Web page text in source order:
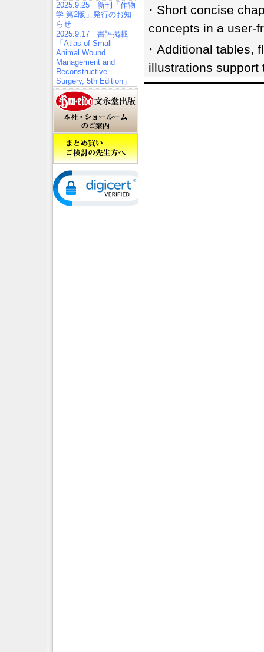
2025.9.25 新刊「作物
学 第2版」発行のお知
らせ
2025.9.17 書評掲載
「Atlas of Small
Animal Wound
Management and
Reconstructive
Surgery, 5th Edition」
・Short concise
concepts in a user-
・Additional tables,
illustrations support